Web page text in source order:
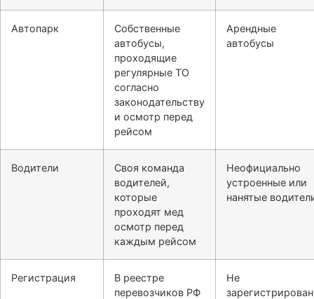
Автопарк
Собственные
автобусы,
проходящие
регулярные ТО
согласно
законодательству
и осмотр перед
рейсом
Арендные
автобусы
Водители
Своя команда
водителей,
которые
проходят мед
осмотр перед
каждым рейсом
Неофициально
устроенные или
нанятые
Регистрация
В реестре
перевозчиков РФ
Не